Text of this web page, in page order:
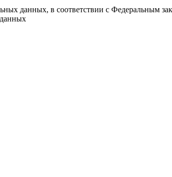
данных, в соответствии с Федеральным